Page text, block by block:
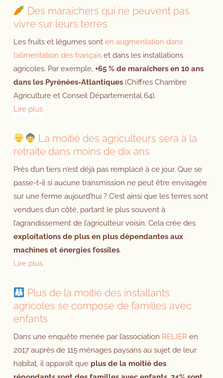
Des maraichers qui ne peuvent pas
vivre sur leurs terres
Les fruits et légumes sont en augmentation dans
l’alimentation des françaiset dans les installations
agricoles. Par exemple, +65 % de maraîchers en 10 ans
dans les Pyrénées-Atlantiques (Chiffres Chambre
Agriculture et Conseil Départemental 64).
Lire plus
La moitié des agriculteurs sera à la
retraite dans moins de dix ans
Près d’un tiers n’est déjà pas remplacé à ce jour. Que se
passe-t-il si aucune transmission ne peut être envisagée
sur une ferme aujourd’hui ? C’est ainsi que les terres sont
vendues d’un côté, partant le plus souvent à
l’agrandissement de l’agriculteur voisin. Cela crée des
exploitations de plus en plus dépendantes aux
machines et énergies fossiles.
Lire plus
Plus de la moitié des installants
agricoles se compose de familles avec
enfants
Dans une enquête menée par l’association RELIER en
2017 auprès de 115 ménages paysans au sujet de leur
habitat, il apparaît que plus de la moitié des